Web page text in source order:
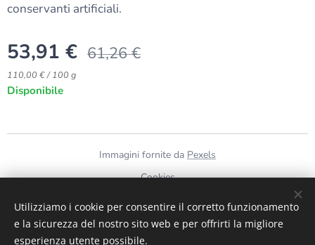
conservanti artificiali.
53,91 € 61,26€
110,00 € / 100 g
Disponibile
Immagini fornite da Pexels
Cookies
Lingue
Italiano
English
Utilizziamo i cookie per consentire il corretto funzionamento
e la sicurezza del nostro sito web e per offrirti la migliore
esperienza utente possibile.